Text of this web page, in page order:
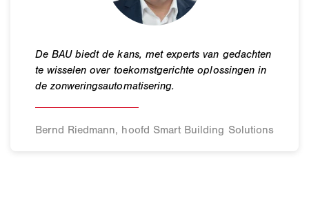
Bernd Riedmann, hoofd Smart Building Solutions